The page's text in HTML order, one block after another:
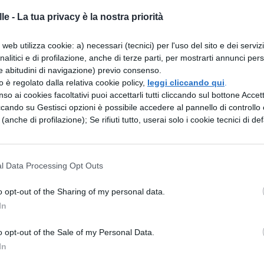
- La tua privacy è la nostra priorità
utilizza cookie: a) necessari (tecnici) per l'uso del sito e dei
e di profilazione, anche di terze parti, per mostrarti annunci
abitudini di navigazione) previo consenso.
è regolato dalla relativa cookie policy, leggi cliccando qui
ai cookies facoltativi puoi accettarli tutti cliccando sul bottone
su Gestisci opzioni è possibile accedere al pannello di controllo
di profilazione); Se rifiuti tutto, userai solo i cookie tecnici di
Data Processing Opt Outs
opt-out of the Sharing of my personal data.
opt-out of the Sale of my Personal Data.
la polizia a risolvere dei casi importanti e
a finire le sue avventure! Durante le sue
diversi casi e inizierà a collaborare anche
i suoi amiciShuichi Akai e Jodie Starling
che lo riporterà indietro nel tempo a
EPISODIO
che dà la caccia ai criminali” questa è parte
milioni di bambini e giovani adolescenti
piccolo, con gli occhiali, ma con grandi
il male. Nell’ultima puntata assistiamo
fa per trovare il famoso antidoto che gli serve